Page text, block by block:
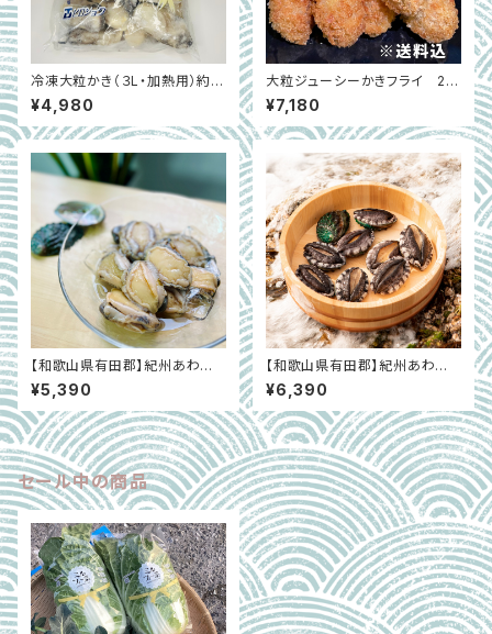
冷凍大粒かき（３L・加熱用）約１
ｋｇ｜広島県
¥4,980
大粒ジューシーかきフライ 20
個×2袋｜広島県能美島
¥7,180
【和歌山県有田郡】紀州あわび
「紀和味」むき身300g(冷凍/6~
13粒入)
¥5,390
【和歌山県有田郡】紀州あわび
「紀和味」活あわび60g 5個入
¥6,390
セール中の商品